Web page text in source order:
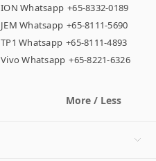
ION Whatsapp +65-8332-0189
JEM Whatsapp +65-8111-5690
TP1 Whatsapp +65-8111-4893
Vivo Whatsapp +65-8221-6326
More / Less